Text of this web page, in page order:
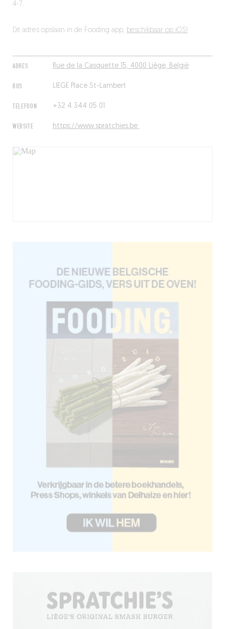
ADRES Rue de la Casquette 15, 4000 Liège, België
BUS LIEGE Place St-Lambert
TELEFOON +32 4 344 05 01
WEBSITE https://www.spratchies.be
4-7.
Dit adres opslaan in de Fooding app, beschikbaar op iOS!